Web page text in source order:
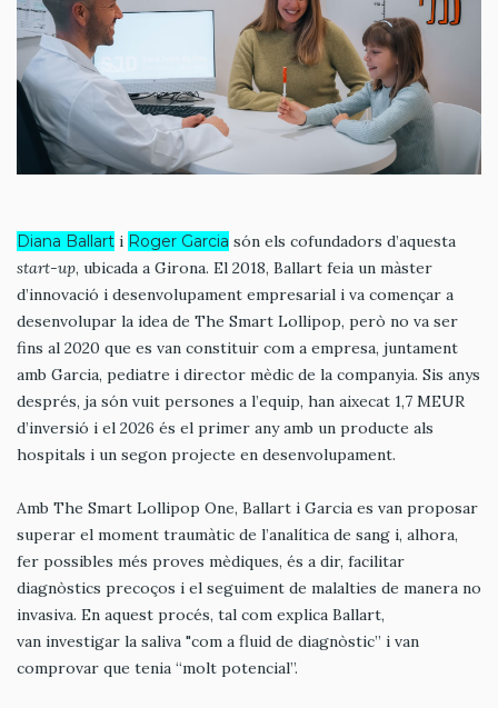
Diana Ballart i Roger Garcia són els cofundadors d’aquesta
start-up, ubicada a Girona. El 2018, Ballart feia un màster
d’innovació i desenvolupament empresarial i va començar a
desenvolupar la idea de The Smart Lollipop, però no va ser
fins al 2020 que es van constituir com a empresa, juntament
amb Garcia, pediatre i director mèdic de la companyia. Sis anys
després, ja són vuit persones a l’equip, han aixecat 1,7 MEUR
d’inversió i el 2026 és el primer any amb un producte als
hospitals i un segon projecte en desenvolupament.
Amb The Smart Lollipop One, Ballart i Garcia es van proposar
superar el moment traumàtic de l’analítica de sang i, alhora,
fer possibles més proves mèdiques, és a dir, facilitar
diagnòstics precoços i el seguiment de malalties de manera no
invasiva. En aquest procés, tal com explica Ballart,
van investigar la saliva "com a fluid de diagnòstic” i van
comprovar que tenia “molt potencial”.